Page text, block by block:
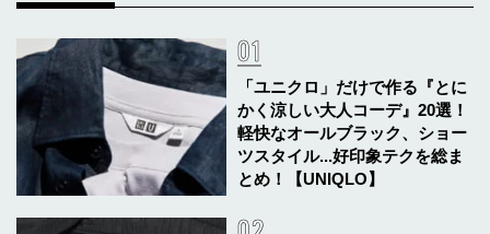
「ユニクロ」だけで作る『とに
かく涼しい大人コーデ』20選！
軽快なオールブラック、ショー
ツスタイル...好印象テクを総ま
とめ！【UNIQLO】